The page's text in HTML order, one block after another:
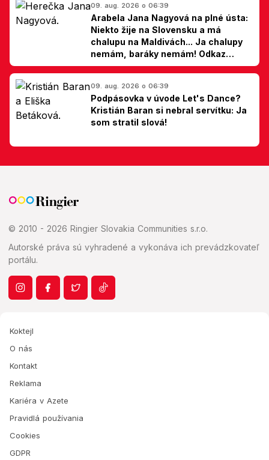
09. aug. 2026 o 06:39
Arabela Jana Nagyová na plné ústa:
Niekto žije na Slovensku a má
chalupu na Maldivách... Ja chalupy
nemám, baráky nemám! Odkaz
Slovákom
09. aug. 2026 o 06:39
Podpásovka v úvode Let's Dance?
Kristián Baran si nebral servítku: Ja
som stratil slová!
© 2010 - 2026 Ringier Slovakia Communities s.r.o.
Autorské práva sú vyhradené a vykonáva ich prevádzkovateľ
portálu.
Koktejl
O nás
Kontakt
Reklama
Kariéra v Azete
Pravidlá používania
Cookies
GDPR